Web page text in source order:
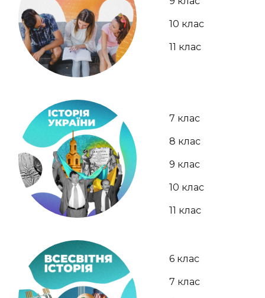
10 клас
11 клас
7 клас
8 клас
9 клас
10 клас
11 клас
6 клас
7 клас